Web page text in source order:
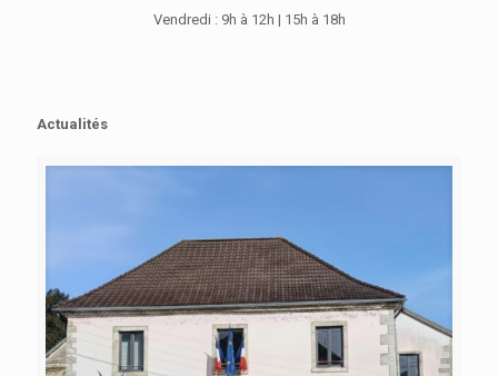
Vendredi : 9h à 12h | 15h à 18h
Actualités